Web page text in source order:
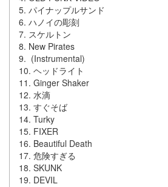
5. パイナップルサンド
6. ハノイの彫刻
7. スケルトン
8. New Pirates
9. (Instrumental)
10. ヘッドライト
11. Ginger Shaker
12. 水滴
13. すぐそば
14. Turky
15. FIXER
16. Beautiful Death
17. 危険すぎる
18. SKUNK
19. DEVIL